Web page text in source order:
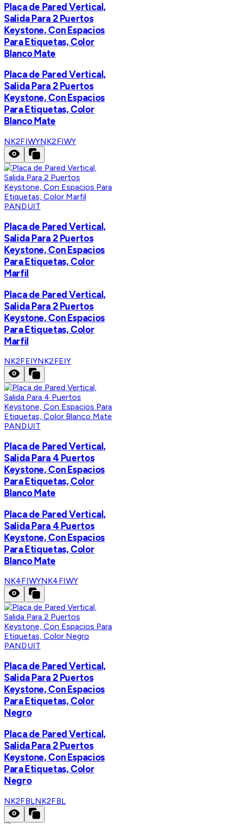
Placa de Pared Vertical,
Salida Para 2 Puertos
Keystone, Con Espacios
Para Etiquetas, Color
Blanco Mate
Placa de Pared Vertical,
Salida Para 2 Puertos
Keystone, Con Espacios
Para Etiquetas, Color
Blanco Mate
NK2FIWYNK2FIWY
PANDUIT
Placa de Pared Vertical,
Salida Para 2 Puertos
Keystone, Con Espacios
Para Etiquetas, Color
Marfil
Placa de Pared Vertical,
Salida Para 2 Puertos
Keystone, Con Espacios
Para Etiquetas, Color
Marfil
NK2FEIYNK2FEIY
PANDUIT
Placa de Pared Vertical,
Salida Para 4 Puertos
Keystone, Con Espacios
Para Etiquetas, Color
Blanco Mate
Placa de Pared Vertical,
Salida Para 4 Puertos
Keystone, Con Espacios
Para Etiquetas, Color
Blanco Mate
NK4FIWYNK4FIWY
PANDUIT
Placa de Pared Vertical,
Salida Para 2 Puertos
Keystone, Con Espacios
Para Etiquetas, Color
Negro
Placa de Pared Vertical,
Salida Para 2 Puertos
Keystone, Con Espacios
Para Etiquetas, Color
Negro
NK2FBLNK2FBL